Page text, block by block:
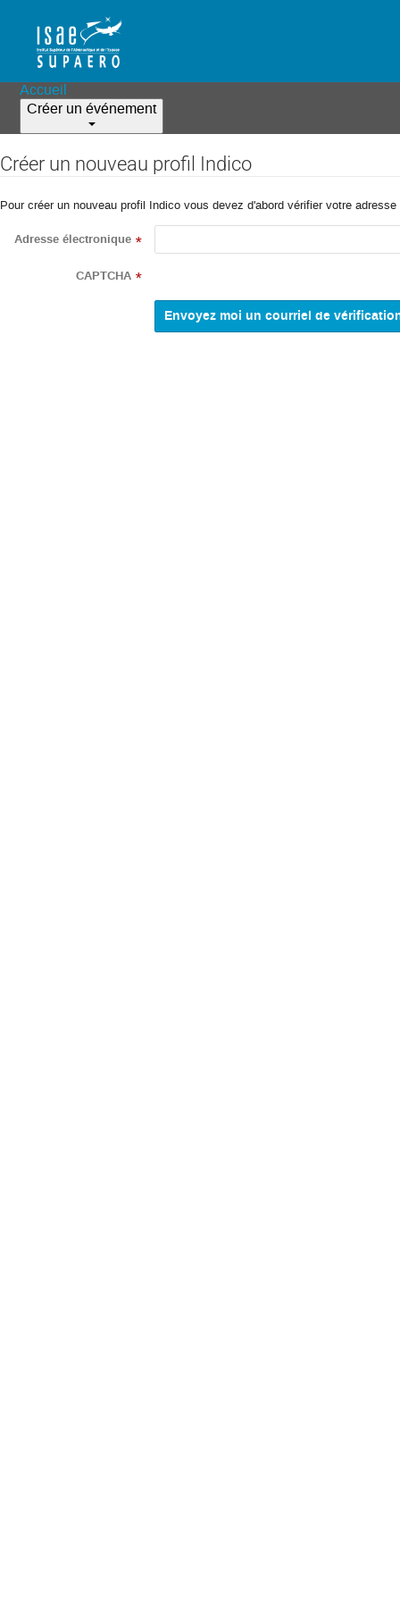
Accueil
Créer un événement
Créer un nouveau profil Indico
Pour créer un nouveau profil Indico vous devez d'abord vérifier votre
Adresse électronique *
CAPTCHA *